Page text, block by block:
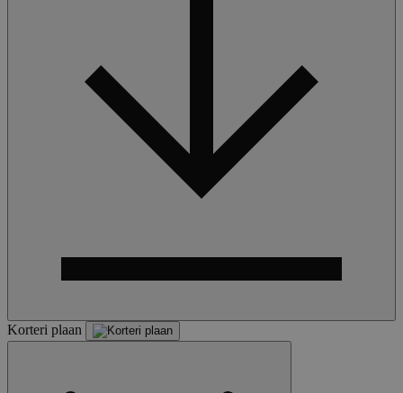
Korteri plaan